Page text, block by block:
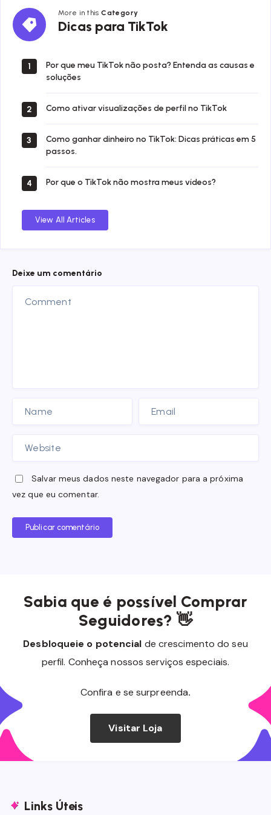
More in thisCategory
Dicas para TikTok
Dicas
para
1
Por que meu TikTok não posta? Entenda as causas e
soluções
2 Como ativar visualizações de perfil no TikTok
3
Como ganhar dinheiro no TikTok: Dicas práticas em 5
passos.
4 Por que o TikTok não mostra meus vídeos?
View All Articles
Deixe um comentário
Salvar meus dados neste navegador para a próxima
vez que eu comentar.
Publicar comentário
Sabia que é possível Comprar
Seguidores? 👋
Desbloqueie o potencial de crescimento do seu
perfil. Conheça nossos serviços especiais.
Confira e se surpreenda.
Visitar Loja
Links Úteis